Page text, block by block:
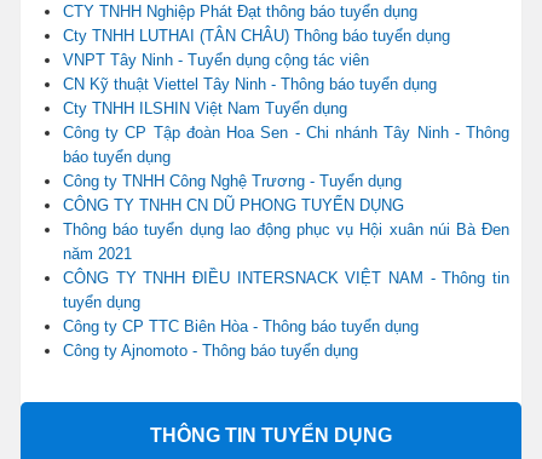
CTY TNHH Nghiệp Phát Đạt thông báo tuyển dụng
Cty TNHH LUTHAI (TÂN CHÂU) Thông báo tuyển dụng
VNPT Tây Ninh - Tuyển dụng cộng tác viên
CN Kỹ thuật Viettel Tây Ninh - Thông báo tuyển dụng
Cty TNHH ILSHIN Việt Nam Tuyển dụng
Công ty CP Tập đoàn Hoa Sen - Chi nhánh Tây Ninh - Thông
báo tuyển dụng
Công ty TNHH Công Nghệ Trương - Tuyển dụng
CÔNG TY TNHH CN DŨ PHONG TUYỂN DỤNG
Thông báo tuyển dụng lao động phục vụ Hội xuân núi Bà Đen
năm 2021
CÔNG TY TNHH ĐIỀU INTERSNACK VIỆT NAM - Thông tin
tuyển dụng
Công ty CP TTC Biên Hòa - Thông báo tuyển dụng
Công ty Ajnomoto - Thông báo tuyển dụng
THÔNG TIN TUYỂN DỤNG